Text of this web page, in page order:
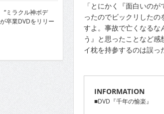
「とにかく『面白いの
ったのでビックリした
すよ。事故で亡くなるな
う』と思ったことなど
イ枕を持参するのは誤っ
INFORMATION
■DVD『千年の愉楽』
ミラクル神ボデ
卒業DVDをリリー